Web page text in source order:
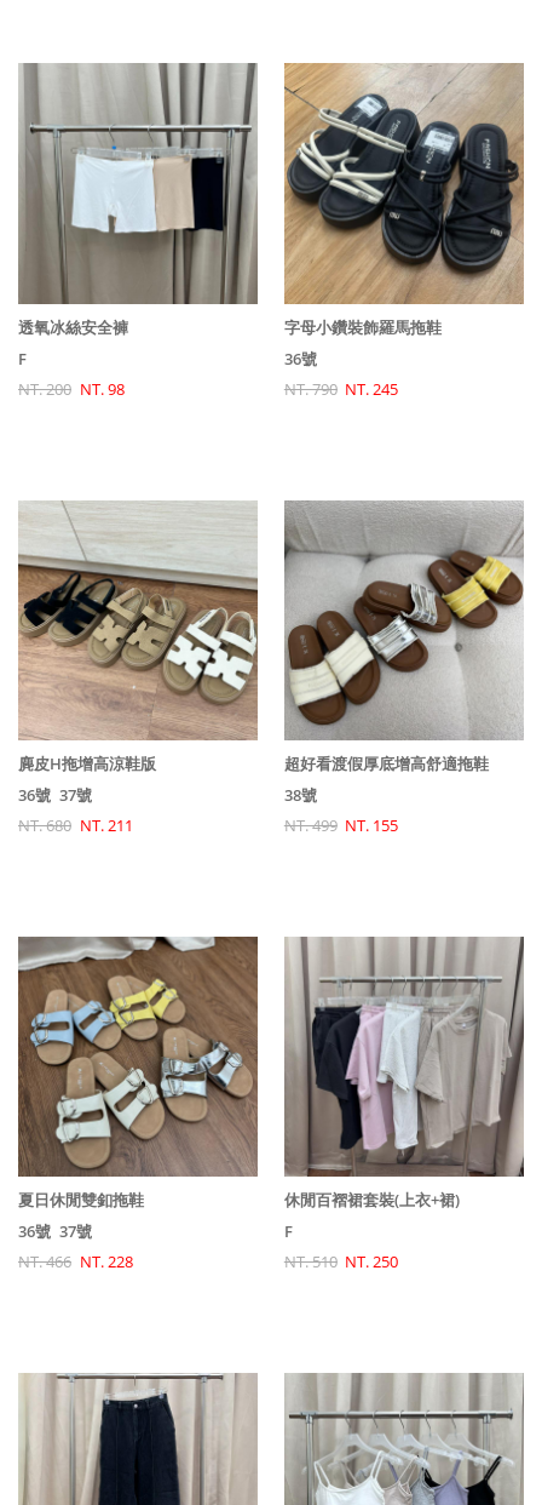
透氧冰絲安全褲
F
NT. 200 NT. 98
字母小鑽裝飾羅馬拖鞋
36號
NT. 790 NT. 245
麂皮H拖增高涼鞋版
36號 37號
NT. 680 NT. 211
超好看渡假厚底增高舒適拖鞋
38號
NT. 499 NT. 155
夏日休閒雙釦拖鞋
36號 37號
NT. 466 NT. 228
休閒百褶裙套裝(上衣+裙)
F
NT. 510 NT. 250